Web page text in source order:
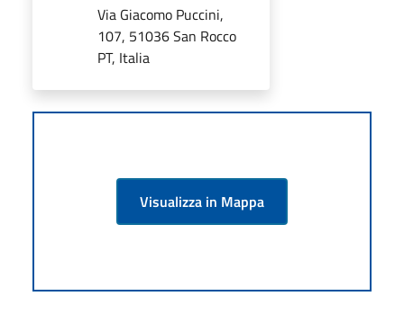
Via Giacomo Puccini,
107, 51036 San Rocco
PT, Italia
Visualizza in Mappa